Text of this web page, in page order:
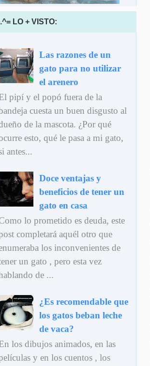
LO + VISTO:
Las razones de un
gato para no utilizar
el arenero
pipí y el popó fuera de la
cuesta un buen disgusto al
de la mascota. ¿Por qué
esto, qué le pasa a mi gato,
antes...
Doce ventajas y
beneficios de tener un
gato en casa
lo prometido es deuda, este
completará aquél otro que
los inconvenientes de
un gato , pero esta vez
de ...
¿Es recomendable que
los gatos beban leche
de vaca?
los dibujos animados, en las
y en los cuentos , los